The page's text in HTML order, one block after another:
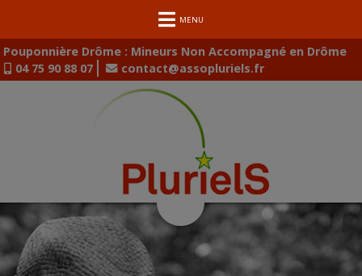
MENU
Pouponnière Drôme : Mineurs Non Accompagné en Drôme
04 75 90 88 07
contact@assopluriels.fr